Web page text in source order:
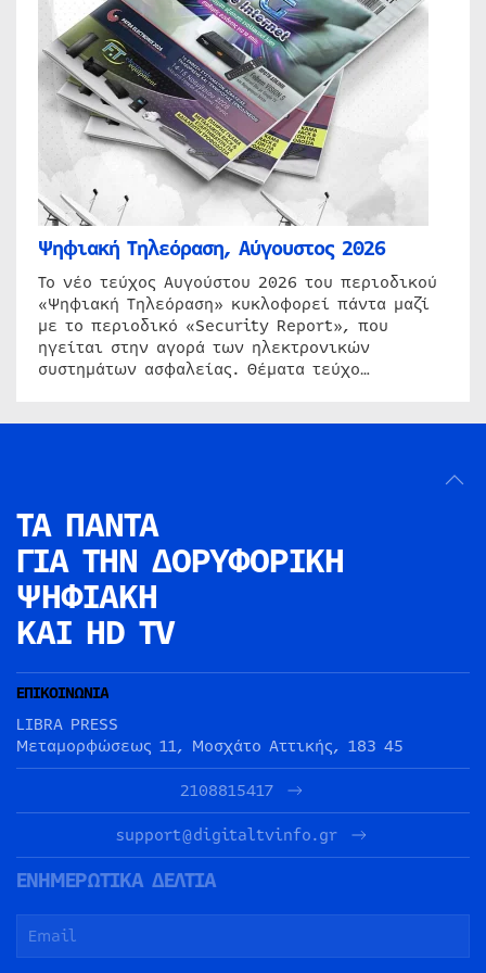
Ψηφιακή Τηλεόραση, Αύγουστος 2026
Το νέο τεύχος Αυγούστου 2026 του περιοδικού
«Ψηφιακή Τηλεόραση» κυκλοφορεί πάντα μαζί
με το περιοδικό «Security Report», που
ηγείται στην αγορά των ηλεκτρονικών
συστημάτων ασφαλείας. Θέματα τεύχο…
ΤΑ ΠΑΝΤΑ
ΓΙΑ ΤΗΝ ΔΟΡΥΦΟΡΙΚΗ
ΨΗΦΙΑΚΗ
ΚΑΙ HD TV
ΕΠΙΚΟΙΝΩΝΙΑ
LIBRA PRESS
Μεταμορφώσεως 11, Μοσχάτο Αττικής, 183 45
2108815417
support@digitaltvinfo.gr
ΕΝΗΜΕΡΩΤΙΚΑ ΔΕΛΤΙΑ